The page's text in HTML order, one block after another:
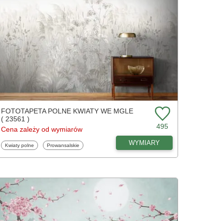
FOTOTAPETA POLNE KWIATY WE MGLE
( 23561 )
Cena zależy od wymiarów
495
Fototapety
Kwiaty polne Fototapety
Prowansalskie WYMIARY